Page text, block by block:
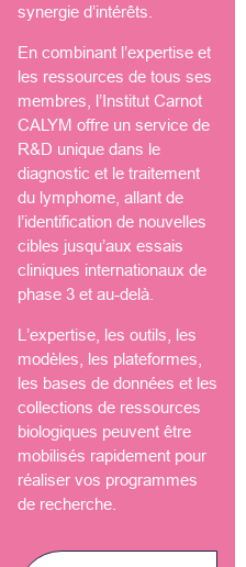
synergie d’intérêts.
En combinant l’expertise et
les ressources de tous ses
membres, l’Institut Carnot
CALYM offre un service de
R&D unique dans le
diagnostic et le traitement
du lymphome, allant de
l’identification de nouvelles
cibles jusqu’aux essais
cliniques internationaux de
phase 3 et au-delà.
L’expertise, les outils, les
modèles, les plateformes,
les bases de données et les
collections de ressources
biologiques peuvent être
mobilisés rapidement pour
réaliser vos programmes
de recherche.